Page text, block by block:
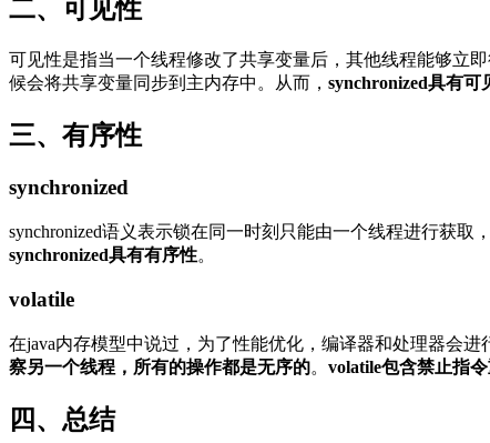
二、可见性
可见性是指当一个线程修改了共享变量后，其他线程能够立
候会将共享变量同步到主内存中。从而， synchronized具有可
三、有序性
synchronized
synchronized语义表示锁在同一时刻只能由一个线程进行获
synchronized具有有序性。
volatile
在java内存模型中说过，为了性能优化，编译器和处理器会
察另一个线程，所有的操作都是无序的。 volatile包含禁止指
四、总结